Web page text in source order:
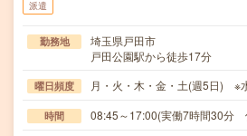
派遣
勤務地
埼玉県戸田市
戸田公園駅から徒歩17分
曜日頻度 月・火・木・金・土(週5日) ※
時間 08:45～17:00(実働7時間30分